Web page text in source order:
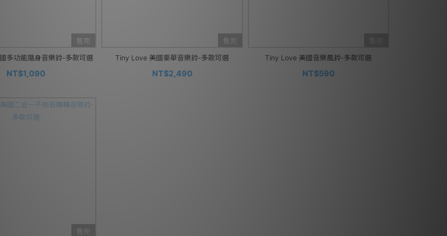
售完
多功能隨身音樂鈴-多款可選
NT$1,090
售完
Tiny Love 美國豪華音樂鈴-多款可選
NT$2,490
Tiny Love 美國音樂風鈴-多款可選
NT$590
售完